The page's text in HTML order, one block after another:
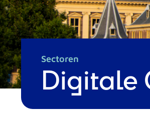
Sectoren
Digitale